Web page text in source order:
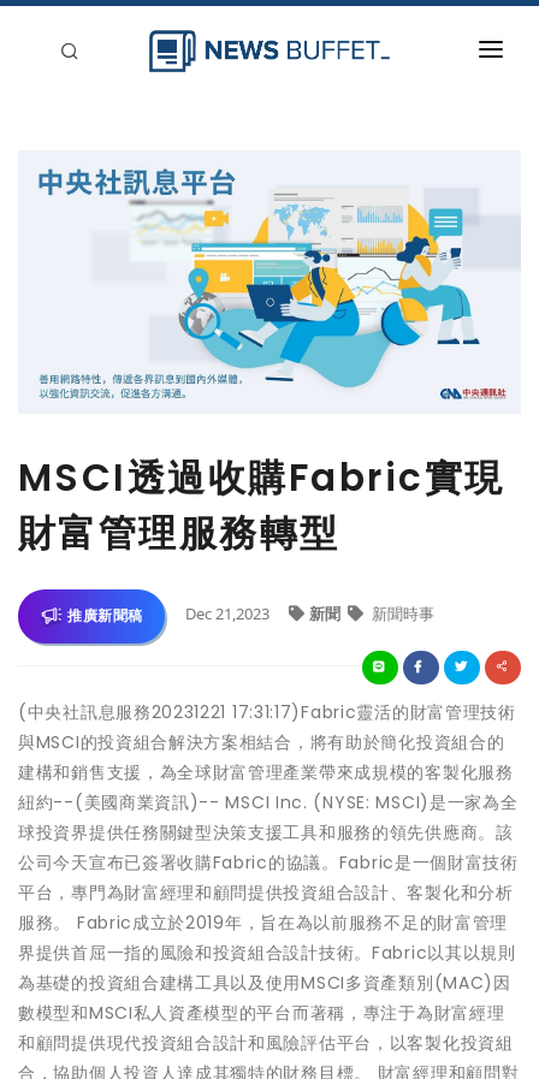
MSCI透過收購Fabric實現
財富管理服務轉型
推廣新聞稿 Dec 21,2023 新聞 新聞時事
(中央社訊息服務20231221 17:31:17)Fabric靈活的財富管理技術
與MSCI的投資組合解決方案相結合，將有助於簡化投資組合的
建構和銷售支援，為全球財富管理產業帶來成規模的客製化服務
紐約--(美國商業資訊)-- MSCI Inc. (NYSE: MSCI)是一家為全
球投資界提供任務關鍵型決策支援工具和服務的領先供應商。該
公司今天宣布已簽署收購Fabric的協議。Fabric是一個財富技術
平台，專門為財富經理和顧問提供投資組合設計、客製化和分析
服務。 Fabric成立於2019年，旨在為以前服務不足的財富管理
界提供首屈一指的風險和投資組合設計技術。Fabric以其以規則
為基礎的投資組合建構工具以及使用MSCI多資產類別(MAC)因
數模型和MSCI私人資產模型的平台而著稱，專注于為財富經理
和顧問提供現代投資組合設計和風險評估平台，以客製化投資組
合，協助個人投資人達成其獨特的財務目標。 財富經理和顧問對